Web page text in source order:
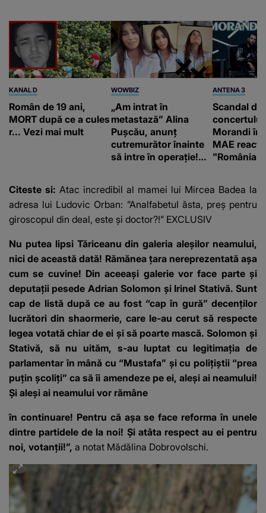
KANAL D
Român de 19 ani,
MORT după ce a cules
r... Vezi mai mult
WOWBIZ
„Am intrat în
metastază” Alina
Pușcău, anunț
cutremurător înainte
să intre în operație!
fanilor
ANTENA 3
Scandal
Morandi în
MAE
"România
Citeste si: Atac incredibil al mamei lui Mircea Badea la
adresa lui Ludovic Orban: ”Analfabetul ăsta, preș pentru
giroscopul din deal, este și doctor?!” EXCLUSIV
Nu putea lipsi Tăriceanu din galeria aleșilor neamului,
nici de această dată! Rămănea țara nereprezentată așa
cum se cuvine! Din aceeași galerie vor face parte și
deputații pesede Adrian Solomon și Irinel Stativă. Sunt
cap de listă după ce au fost “cap în gură” decenților
lucrători din shaormerie, care le-au cerut să respecte
legea votată chiar de ei și să poarte mască. Solomon și
Stativă, să nu uităm, s-au luptat cu legitimația de
parlamentar în mână cu “Mustafa” și cu polițiștii “prea
puțin școliți” ca să îi amendeze pe ei, aleși ai neamului!
Și aleși ai neamului vor rămâne
în continuare! Pentru că așa se face reforma în unele
dintre partidele de la noi! Și atâta respect au ei pentru
noi, votanții!”, a notat Mădălina Dobrovolschi.